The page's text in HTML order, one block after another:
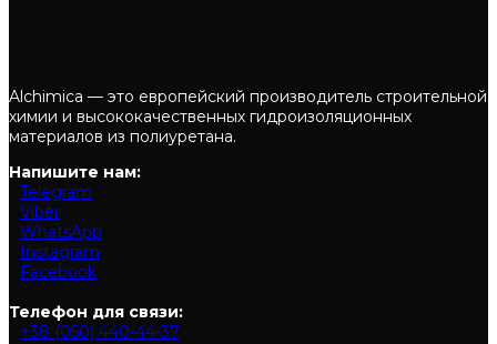
Alchimica — это европейский производитель строительной
химии и высококачественных гидроизоляционных
материалов из полиуретана.
Напишите нам:
Telegram
Viber
WhatsApp
Instagram
Facebook
Телефон для связи:
+38 (050) 440-44-37